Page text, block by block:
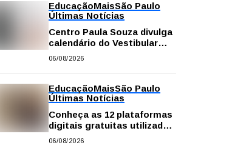
EducaçãoMaisSão Paulo
Últimas Notícias
Centro Paula Souza divulga
calendário do Vestibular
das Fatecs para o primeiro
06/08/2026
EducaçãoMaisSão Paulo
Últimas Notícias
Conheça as 12 plataformas
digitais gratuitas utilizadas
na rede pública de SP para
06/08/2026